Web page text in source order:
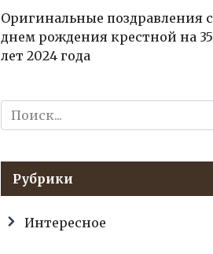
Оригинальные поздравления с
днем рождения крестной на 35
лет 2024 года
Search
for:
Рубрики
Интересное